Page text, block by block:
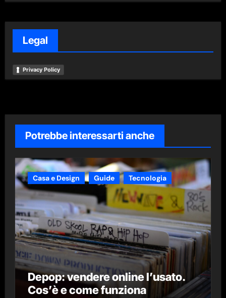
Legal
Privacy Policy
Potrebbe interessarti anche
Casa e Design Guide Tecnologia
Depop: vendere online l’usato.
Cos’è e come funziona